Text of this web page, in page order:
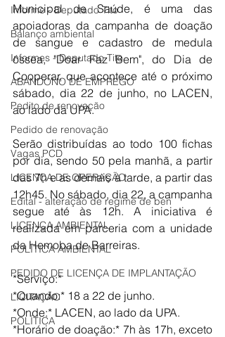
Informe - Deputado Tito
Balanço ambiental
Informes - Deputado Tito
ABANDONO DE EMPREGO
Pedito de renovação
Pedido de renovação
Vagas PCD
LICENÇA DE OPERAÇÃO
Edital - alteração de regime de ben
LICENÇA AMBIENTAL
POLÍTICA AMBIENTAL
PEDIDO DE LICENÇA DE IMPLANTAÇÃO
LICITAÇÃO
POLÍTICA
Municipal de Saúde, é uma das
apoiadoras da campanha de doação
de sangue e cadastro de medula
óssea, ​"Doar Faz Bem​", do Dia de
Cooperar, que acontece até o próximo
sábado, dia 22 de junho, no LACEN,
ao lado da UPA.
Serão distribuídas ao todo 100 fichas
por dia, sendo 50 pela manhã, a partir
das 7h e as demais à tarde, a partir das
12h45. No sábado, dia 22, a campanha
segue até às 12h. A iniciativa é
realizada em parceria com a unidade
da Hemoba de Barreiras.
*Serviço:*
*Quando:* 18 a 22 de junho.
*Onde:* LACEN, ao lado da UPA.
*Horário de doação:* 7h às 17h, exceto